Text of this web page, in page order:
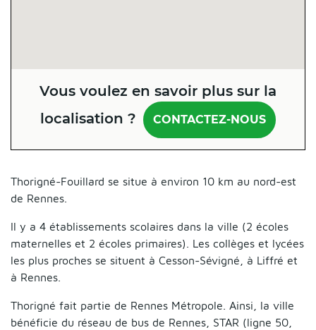
Vous voulez en savoir plus sur la
localisation ?
CONTACTEZ-NOUS
Thorigné-Fouillard se situe à environ 10 km au nord-est
de Rennes.
Il y a 4 établissements scolaires dans la ville (2 écoles
maternelles et 2 écoles primaires). Les collèges et lycées
les plus proches se situent à Cesson-Sévigné, à Liffré et
à Rennes.
Thorigné fait partie de Rennes Métropole. Ainsi, la ville
bénéficie du réseau de bus de Rennes, STAR (ligne 50,